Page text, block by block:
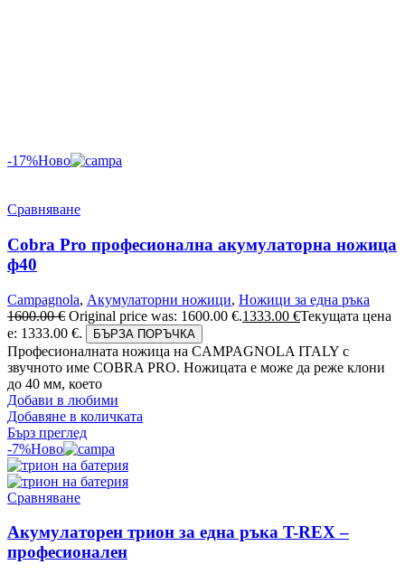
-17%Ново
Сравняване
Cobra Pro професионална акумулаторна ножица
ф40
Campagnola, Акумулаторни ножици, Ножици за една ръка
1600.00€ Original price was: 1600.00 €.1333.00 €Текущата цена
е: 1333.00 €.
БЪРЗА ПОРЪЧКА
Професионалната ножица на CAMPAGNOLA ITALY с
звучното име COBRA PRO. Ножицата е може да реже клони
до 40 мм, което
Добави в любими
Добавяне в количката
Бърз преглед
-7%Ново
Сравняване
Акумулаторен трион за една ръка T-REX –
професионален